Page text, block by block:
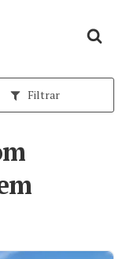
Filtrar